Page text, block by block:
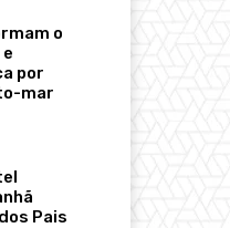
o
por
mar
Pais